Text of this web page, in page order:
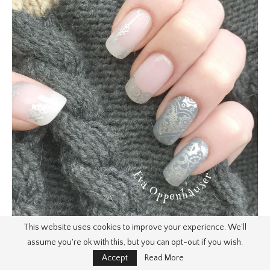
This website uses cookies to improve your experience. We'll
assume you're ok with this, but you can opt-out if you wish.
Accept
Read More